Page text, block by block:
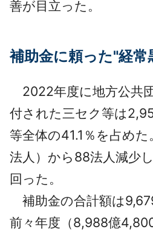
善が目立った。
補助金に頼った"経常
2022年度に地方公共
付された三セク等は
等全体の41.1％を占め
法人）から88法人減少
回った。
補助金の合計額は
前々年度（8,988億